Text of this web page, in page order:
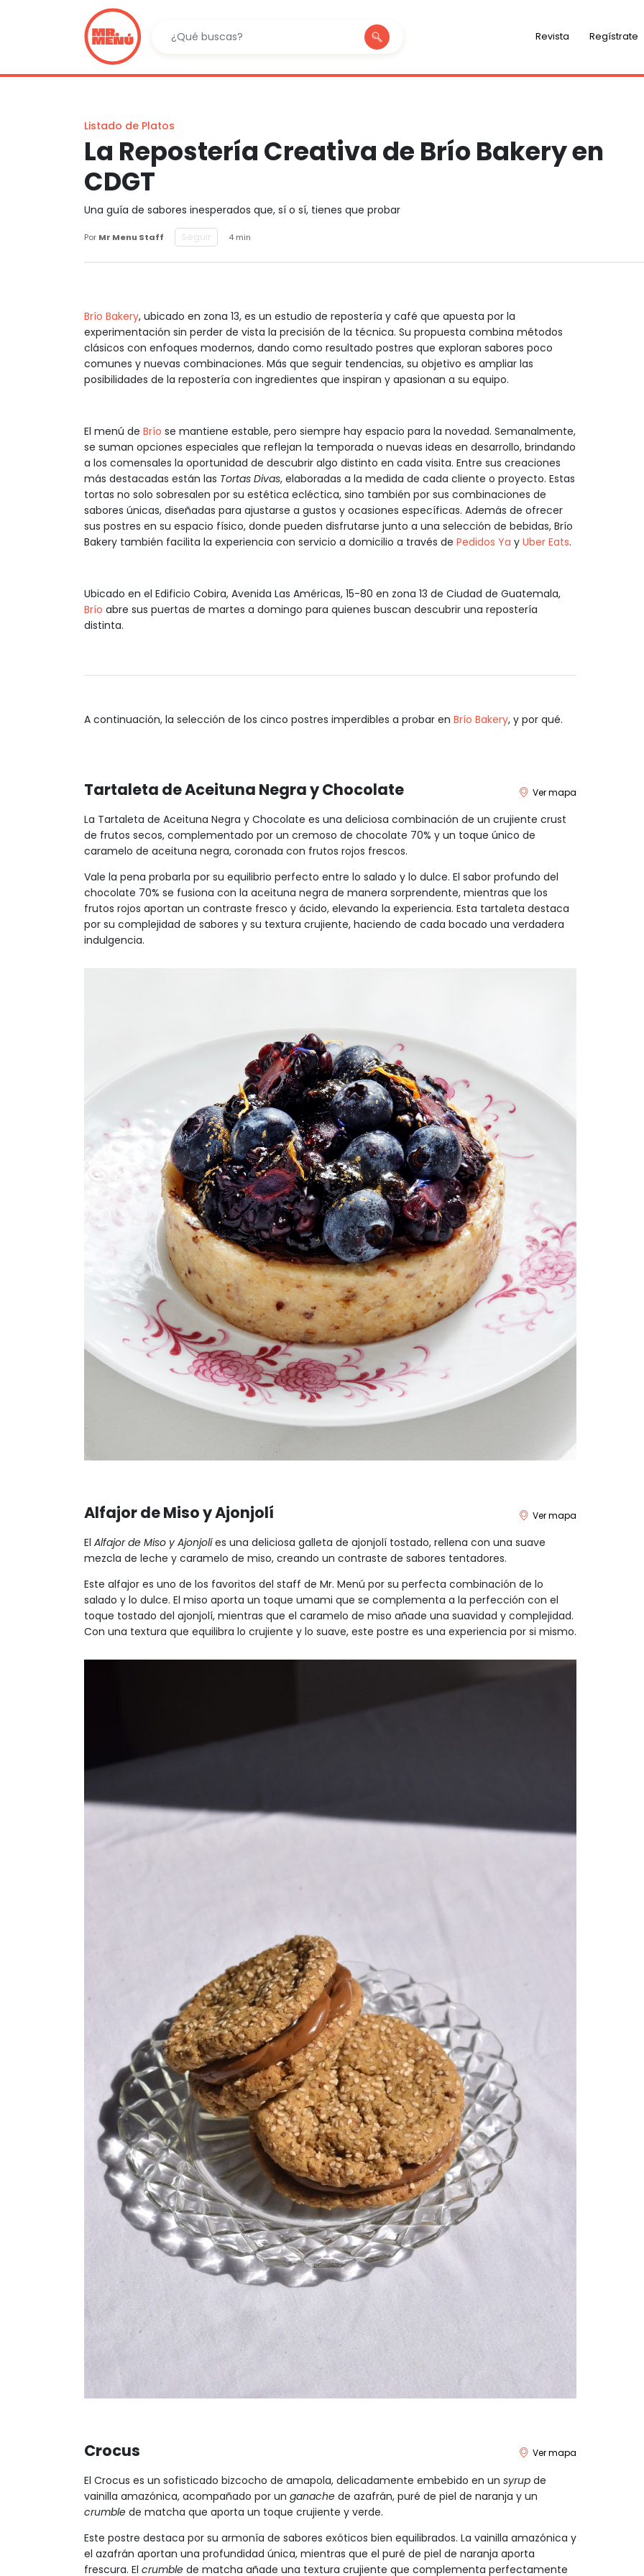
Revista Regístrate
Listado de Platos
La Repostería Creativa de Brío Bakery en
CDGT
Una guía de sabores inesperados que, sí o sí, tienes que probar
Por Mr Menu Staff Seguir 4 min
Brío Bakery, ubicado en zona 13, es un estudio de repostería y café que apuesta por la
experimentación sin perder de vista la precisión de la técnica. Su propuesta combina métodos
clásicos con enfoques modernos, dando como resultado postres que exploran sabores poco
comunes y nuevas combinaciones. Más que seguir tendencias, su objetivo es ampliar las
posibilidades de la repostería con ingredientes que inspiran y apasionan a su equipo.
El menú de Brío se mantiene estable, pero siempre hay espacio para la novedad. Semanalmente,
se suman opciones especiales que reflejan la temporada o nuevas ideas en desarrollo, brindando
a los comensales la oportunidad de descubrir algo distinto en cada visita. Entre sus creaciones
más destacadas están las Tortas Divas, elaboradas a la medida de cada cliente o proyecto. Estas
tortas no solo sobresalen por su estética ecléctica, sino también por sus combinaciones de
sabores únicas, diseñadas para ajustarse a gustos y ocasiones específicas. Además de ofrecer
sus postres en su espacio físico, donde pueden disfrutarse junto a una selección de bebidas, Brío
Bakery también facilita la experiencia con servicio a domicilio a través de Pedidos Ya y Uber Eats.
Ubicado en el Edificio Cobira, Avenida Las Américas, 15-80 en zona 13 de Ciudad de Guatemala,
Brío abre sus puertas de martes a domingo para quienes buscan descubrir una repostería
distinta.
A continuación, la selección de los cinco postres imperdibles a probar en Brío Bakery, y por qué.
Tartaleta de Aceituna Negra y Chocolate Ver mapa
La Tartaleta de Aceituna Negra y Chocolate es una deliciosa combinación de un crujiente crust
de frutos secos, complementado por un cremoso de chocolate 70% y un toque único de
caramelo de aceituna negra, coronada con frutos rojos frescos.
Vale la pena probarla por su equilibrio perfecto entre lo salado y lo dulce. El sabor profundo del
chocolate 70% se fusiona con la aceituna negra de manera sorprendente, mientras que los
frutos rojos aportan un contraste fresco y ácido, elevando la experiencia. Esta tartaleta destaca
por su complejidad de sabores y su textura crujiente, haciendo de cada bocado una verdadera
indulgencia.
Alfajor de Miso y Ajonjolí Ver mapa
El Alfajor de Miso y Ajonjolíes una deliciosa galleta de ajonjolí tostado, rellena con una suave
mezcla de leche y caramelo de miso, creando un contraste de sabores tentadores.
Este alfajor es uno de los favoritos del staff de Mr. Menú por su perfecta combinación de lo
salado y lo dulce. El miso aporta un toque umami que se complementa a la perfección con el
toque tostado del ajonjolí, mientras que el caramelo de miso añade una suavidad y complejidad.
Con una textura que equilibra lo crujiente y lo suave, este postre es una experiencia por si mismo.
Crocus Ver mapa
El Crocus es un sofisticado bizcocho de amapola, delicadamente embebido en un syrup de
vainilla amazónica, acompañado por un ganache de azafrán, puré de piel de naranja y un
crumble de matcha que aporta un toque crujiente y verde.
Este postre destaca por su armonía de sabores exóticos bien equilibrados. La vainilla amazónica y
el azafrán aportan una profundidad única, mientras que el puré de piel de naranja aporta
frescura. El crumble de matcha añade una textura crujiente que complementa perfectamente